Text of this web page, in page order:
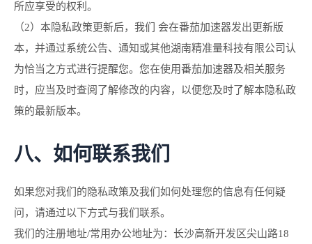
所应享受的权利。
（2）本隐私政策更新后，我们 会在番茄加速器发出更新版
本，并通过系统公告、通知或其他湖南精准量科技有限公司认
为恰当之方式进行提醒您。您在使用番茄加速器及相关服务
时，应当及时查阅了解修改的内容，以便您及时了解本隐私政
策的最新版本。
八、如何联系我们
如果您对我们的隐私政策及我们如何处理您的信息有任何疑
问，请通过以下方式与我们联系。
我们的注册地址/常用办公地址为：长沙高新开发区尖山路18